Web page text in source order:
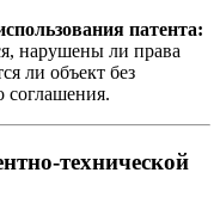
патента:
нарушены ли права
ли объект без
соглашения.
технической